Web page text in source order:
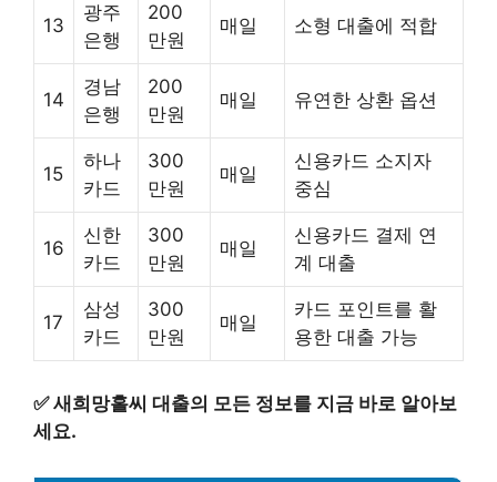
13
광주
은행
200
만원
매일 소형 대출에 적합
14
경남
은행
200
만원
매일 유연한 상환 옵션
15
하나
카드
300
만원
매일
신용카드 소지자
중심
16
신한
카드
300
만원
매일
신용카드 결제 연
계 대출
17
삼성
카드
300
만원
매일
카드 포인트를 활
용한 대출 가능
✅새희망홀씨 대출의 모든 정보를 지금 바로 알아보
세요.